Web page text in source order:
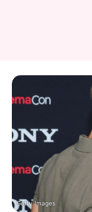
Getty Images